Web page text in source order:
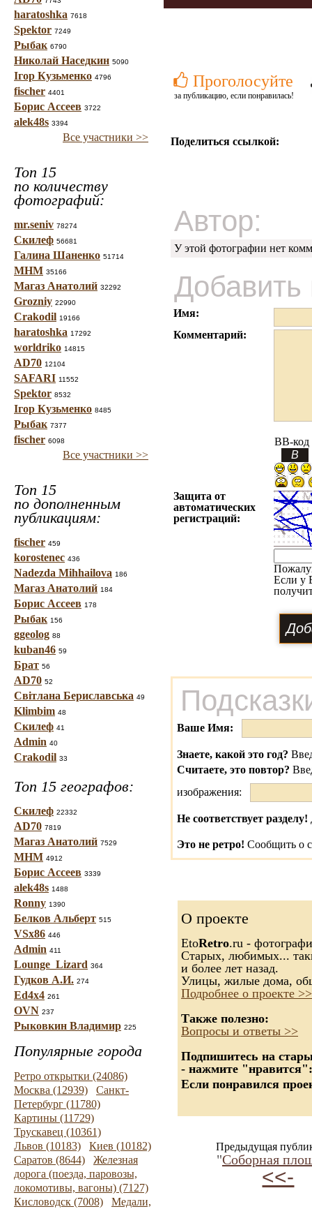
haratoshka 7618
Spektor 7249
Рыбак 6790
Николай Наседкин 5090
Ігор Кузьменко 4796
fischer 4401
Борис Ассеев 3722
alek48s 3394
Все участники >>
Топ 15
по количеству
фотографий:
mr.seniv 78274
Скилеф 56681
Галина Шаненко 51714
МНМ 35166
Магаз Анатолий 32292
Grozniy 22990
Crakodil 19166
haratoshka 17292
worldriko 14815
AD70 12104
SAFARI 11552
Spektor 8532
Ігор Кузьменко 8485
Рыбак 7377
fischer 6098
Все участники >>
Топ 15
по дополненным
публикациям:
fischer 459
korostenec 436
Nadezda Mihhailova 186
Магаз Анатолий 184
Борис Ассеев 178
Рыбак 156
ggeolog 88
kuban46 59
Брат 56
AD70 52
Світлана Бериславська 49
Klimbim 48
Скилеф 41
Admin 40
Crakodil 33
Топ 15 географов:
Скилеф 22332
AD70 7819
Магаз Анатолий 7529
МНМ 4912
Борис Ассеев 3339
alek48s 1488
Ronny 1390
Белков Альберт 515
VSx86 446
Admin 411
Lounge_Lizard 364
Гудков А.И. 274
Ed4x4 261
OVN 237
Рыковкин Владимир 225
Популярные города
Ретро открытки (24086)
Москва (12939)
Санкт-
Петербург (11780)
Картины (11729)
Трускавец (10361)
Львов (10183)
Киев (10182)
Саратов (8644)
Железная
дорога (поезда, паровозы,
локомотивы, вагоны) (7127)
Кисловодск (7008)
Медали,
Проголосуйте
за публикацию, если понравилась!
Поделиться ссылкой:
Автор:
У этой фотографии нет
Имя:
Комментарий:
BB-код
Защита от
автоматических
регистраций:
Если у
Ваше Имя:
Знаете, какой это год?
Считаете, это повтор?
изображения:
Не соответствует разделу!
Это не ретро! Сообщить о
О проекте
EtoRetro.ru -
Старых, любимых...
и более лет назад.
Улицы, жилые дома,
Подробнее о проекте >>
Также полезно:
Вопросы и ответы >>
Подпишитесь на
- нажмите "нравится":
Если понравился
Предыдущая
"Соборная
<<-